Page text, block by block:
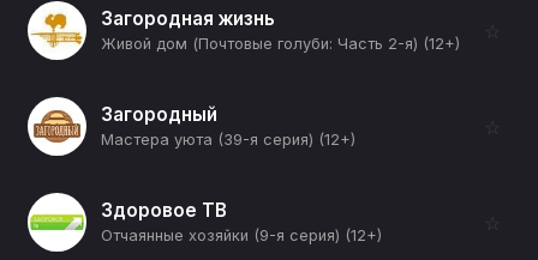
Загородная жизнь
Живой дом (Почтовые голуби: Часть 2-я) (12+)
☆
Загородный
Мастера уюта (39-я серия) (12+)
☆
Здоровое ТВ
Отчаянные хозяйки (9-я серия) (12+)
☆